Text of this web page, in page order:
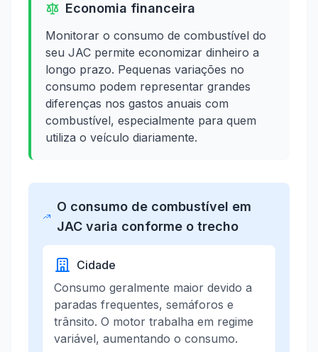
Economia financeira
Monitorar o consumo de combustível do
seu JAC permite economizar dinheiro a
longo prazo. Pequenas variações no
consumo podem representar grandes
diferenças nos gastos anuais com
combustível, especialmente para quem
utiliza o veículo diariamente.
O consumo de combustível em
JAC varia conforme o trecho
Cidade
Consumo geralmente maior devido a
paradas frequentes, semáforos e
trânsito. O motor trabalha em regime
variável, aumentando o consumo.